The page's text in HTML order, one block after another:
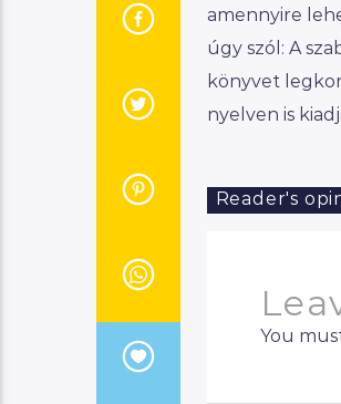
amennyire
úgy szól: A
könyvet
nyelven is
Reader's
You